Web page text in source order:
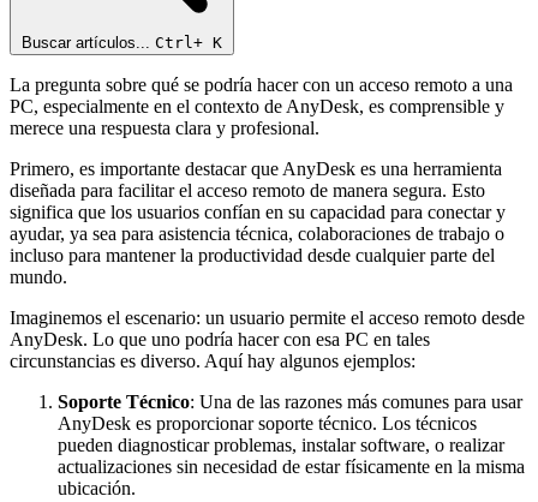
Buscar artículos... Ctrl+ K
La pregunta sobre qué se podría hacer con un acceso remoto a una
PC, especialmente en el contexto de AnyDesk, es comprensible y
merece una respuesta clara y profesional.
Primero, es importante destacar que AnyDesk es una herramienta
diseñada para facilitar el acceso remoto de manera segura. Esto
significa que los usuarios confían en su capacidad para conectar y
ayudar, ya sea para asistencia técnica, colaboraciones de trabajo o
incluso para mantener la productividad desde cualquier parte del
mundo.
Imaginemos el escenario: un usuario permite el acceso remoto desde
AnyDesk. Lo que uno podría hacer con esa PC en tales
circunstancias es diverso. Aquí hay algunos ejemplos:
Soporte Técnico: Una de las razones más comunes para usar
AnyDesk es proporcionar soporte técnico. Los técnicos
pueden diagnosticar problemas, instalar software, o realizar
actualizaciones sin necesidad de estar físicamente en la misma
ubicación.